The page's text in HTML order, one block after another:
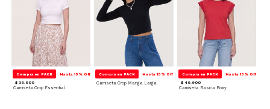
Compra en PACK Hasta 15% Off
$ 39.900
Camiseta Crop Essential
Compra en PACK Hasta 15% Off
Camiseta Crop Manga Larga
Compra en PACK Hasta 15% Off
$ 49.900
Camiseta Basica Boxy